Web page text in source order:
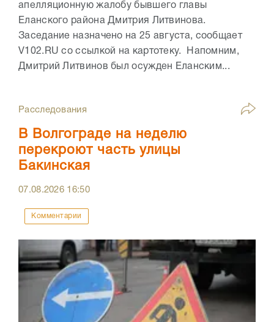
апелляционную жалобу бывшего главы
Еланского района Дмитрия Литвинова.
Заседание назначено на 25 августа, сообщает
V102.RU со ссылкой на картотеку. Напомним,
Дмитрий Литвинов был осужден Еланским...
Расследования
В Волгограде на неделю
перекроют часть улицы
Бакинская
07.08.2026 16:50
Комментарии